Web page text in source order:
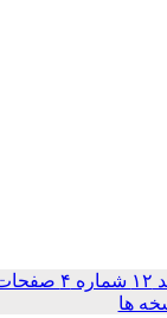
جلد ۱۲ شماره ۴ صفحات
ها